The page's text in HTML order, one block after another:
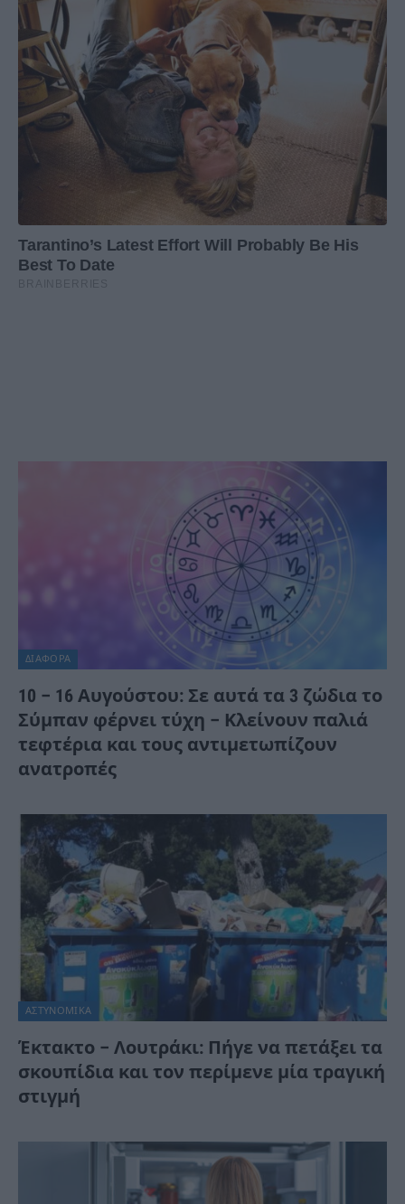
ΔΙΆΦΟΡΑ
10 – 16 Αυγούστου: Σε αυτά τα 3 ζώδια το
Σύμπαν φέρνει τύχη – Κλείνουν παλιά
τεφτέρια και τους αντιμετωπίζουν
ανατροπές
ΑΣΤΥΝΟΜΙΚΑ
Έκτακτο – Λουτράκι: Πήγε να πετάξει τα
σκουπίδια και τον περίμενε μία τραγική
στιγμή